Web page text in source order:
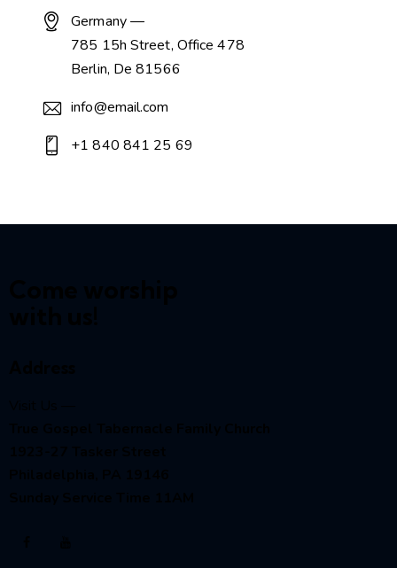
Germany —
785 15h Street, Office 478
Berlin, De 81566
info@email.com
+1 840 841 25 69